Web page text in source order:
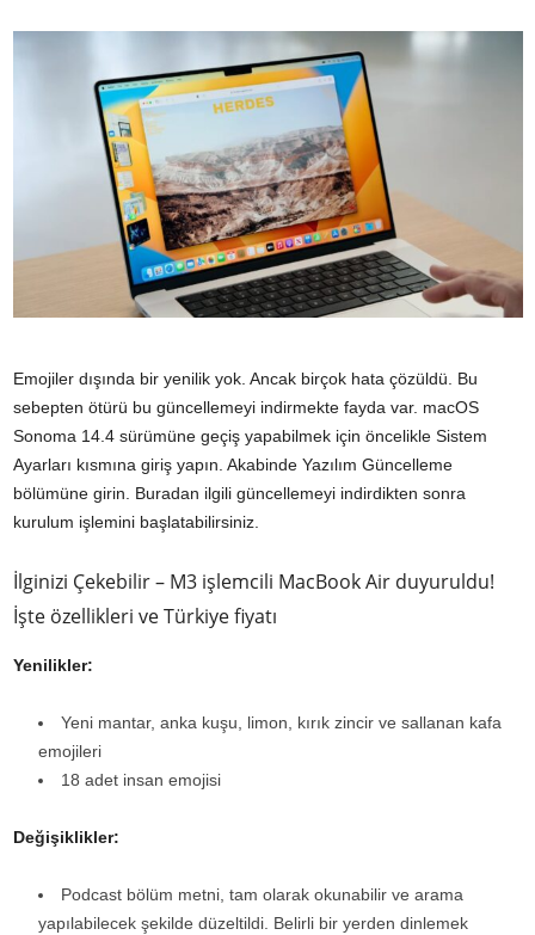
Emojiler dışında bir yenilik yok. Ancak birçok hata çözüldü. Bu
sebepten ötürü bu güncellemeyi indirmekte fayda var. ‌‌‌‌‌macOS
Sonoma‌‌‌ 14.4‌ sürümüne geçiş yapabilmek için öncelikle Sistem
Ayarları kısmına giriş yapın. Akabinde Yazılım Güncelleme
bölümüne girin. Buradan ilgili güncellemeyi indirdikten sonra
kurulum işlemini başlatabilirsiniz.
İlginizi Çekebilir – M3 işlemcili MacBook Air duyuruldu!
İşte özellikleri ve Türkiye fiyatı
Yenilikler:
Yeni mantar, anka kuşu, limon, kırık zincir ve sallanan kafa
emojileri
18 adet insan emojisi
Değişiklikler:
Podcast bölüm metni, tam olarak okunabilir ve arama
yapılabilecek şekilde düzeltildi. Belirli bir yerden dinlemek